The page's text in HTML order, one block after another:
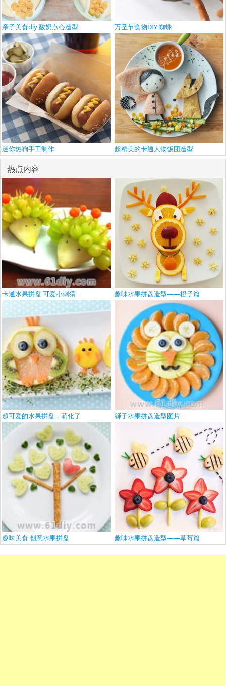
亲子美食diy 酸奶点心造型 万圣节食物DIY 蜘蛛
迷你热狗手工制作 超精美的卡通人物饭团造型
热点内容
卡通水果拼盘 可爱小刺猬 趣味水果拼盘造型——橙子篇
超可爱的水果拼盘，萌化了 狮子水果拼盘造型图片
趣味美食 创意水果拼盘 趣味水果拼盘造型——草莓篇